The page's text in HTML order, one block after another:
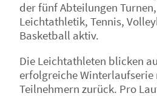
der fünf Abteilungen Turnen,
Leichtathletik, Tennis,
Basketball aktiv.
Die Leichtathleten blicken
erfolgreiche Winterlaufserie
Teilnehmern zurück. Pro